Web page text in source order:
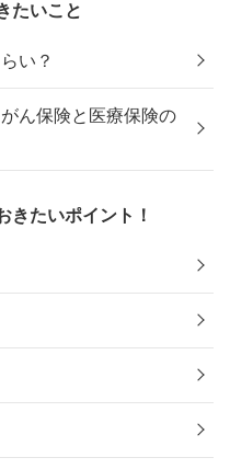
たいこと
い？
ん保険と医療保険の
きたいポイント！